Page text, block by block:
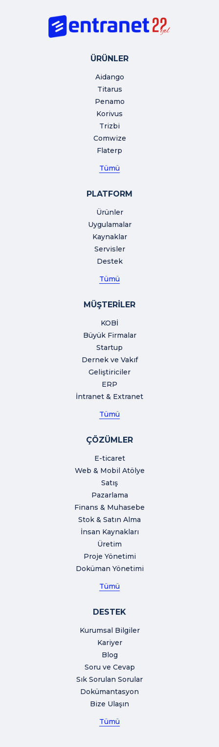
ÜRÜNLER
Aidango
Titarus
Penamo
Korivus
Trizbi
Comwize
Flaterp
Tümü
PLATFORM
Ürünler
Uygulamalar
Kaynaklar
Servisler
Destek
Tümü
MÜŞTERİLER
KOBİ
Büyük Firmalar
Startup
Dernek ve Vakıf
Geliştiriciler
ERP
İntranet & Extranet
Tümü
ÇÖZÜMLER
E-ticaret
Web & Mobil Atölye
Satış
Pazarlama
Finans & Muhasebe
Stok & Satın Alma
İnsan Kaynakları
Üretim
Proje Yönetimi
Doküman Yönetimi
Tümü
DESTEK
Kurumsal Bilgiler
Kariyer
Blog
Soru ve Cevap
Sık Sorulan Sorular
Dokümantasyon
Bize Ulaşın
Tümü